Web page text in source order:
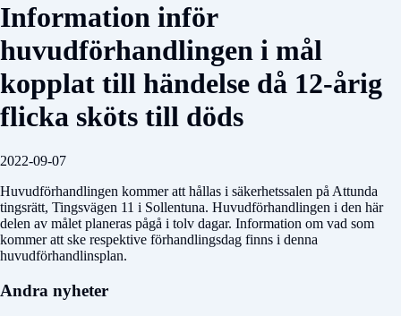
Information inför
huvudförhandlingen i mål
kopplat till händelse då 12-årig
flicka sköts till döds
2022-09-07
Huvudförhandlingen kommer att hållas i säkerhetssalen på Attunda
tingsrätt, Tingsvägen 11 i Sollentuna. Huvudförhandlingen i den här
delen av målet planeras pågå i tolv dagar. Information om vad som
kommer att ske respektive förhandlingsdag finns i denna
huvudförhandlinsplan.
Andra nyheter